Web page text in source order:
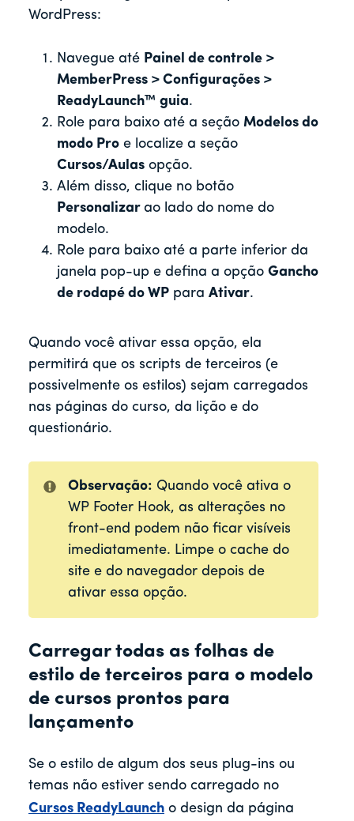
WordPress:
Navegue até Painel de controle >
MemberPress > Configurações >
ReadyLaunch™ guia.
Role para baixo até a seção Modelos do
modo Pro e localize a seção
Cursos/Aulas opção.
Além disso, clique no botão
Personalizar ao lado do nome do
modelo.
Role para baixo até a parte inferior da
janela pop-up e defina a opção Gancho
de rodapé do WP para Ativar.
Quando você ativar essa opção, ela
permitirá que os scripts de terceiros (e
possivelmente os estilos) sejam carregados
nas páginas do curso, da lição e do
questionário.
Observação: Quando você ativa o
WP Footer Hook, as alterações no
front-end podem não ficar visíveis
imediatamente. Limpe o cache do
site e do navegador depois de
ativar essa opção.
Carregar todas as folhas de
estilo de terceiros para o modelo
de cursos prontos para
lançamento
Se o estilo de algum dos seus plug-ins ou
temas não estiver sendo carregado no
Cursos ReadyLaunch o design da página